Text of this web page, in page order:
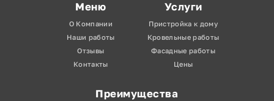
Меню
О Компании
Наши работы
Отзывы
Контакты
Услуги
Пристройка к дому
Кровельные работы
Фасадные работы
Цены
Преимущества